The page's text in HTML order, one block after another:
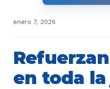
enero 7, 2026
en toda